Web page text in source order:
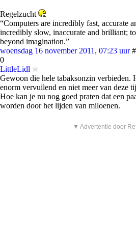
Regelzucht
“Computers are incredibly fast, accurate
incredibly slow, inaccurate and brilliant;
beyond imagination.”
woensdag 16 november 2011, 07:23 uur
0
LittleLidl
Gewoon die hele tabaksonzin verbieden.
enorm vervuilend en niet meer van deze
Hoe kan je nu nog goed praten dat een
worden door het lijden van miloenen.
▼ Advertentie door